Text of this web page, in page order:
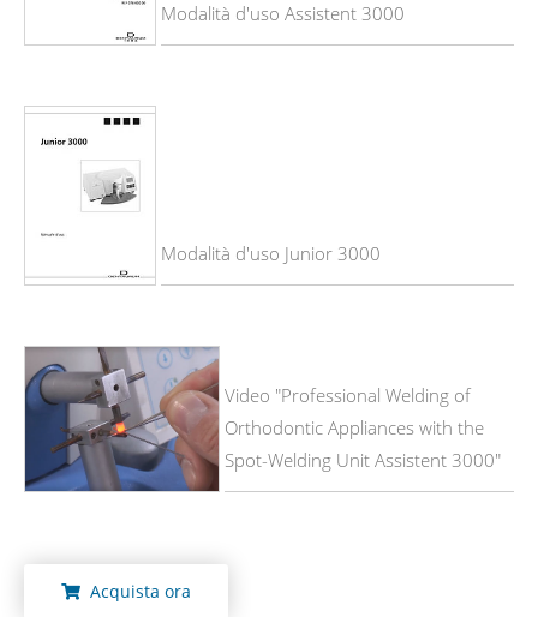
Modalità d'uso Assistent 3000
Modalità d'uso Junior 3000
Video "Professional Welding of
Orthodontic Appliances with the
Spot-Welding Unit Assistent 3000"
Acquista ora